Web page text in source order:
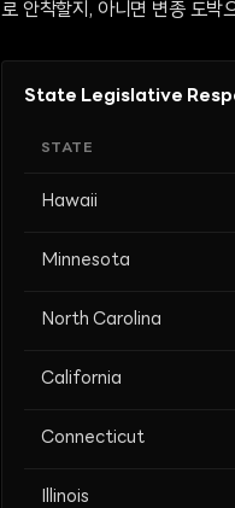
로 안착할지, 아니면 변종 도박
State Legislative
STATE
Hawaii
Minnesota
North Carolina
California
Connecticut
Illinois